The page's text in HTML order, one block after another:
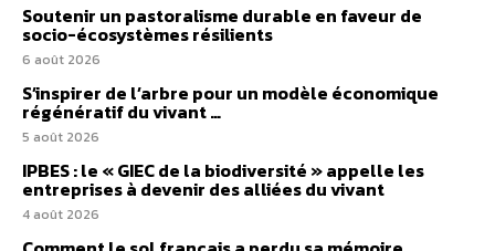
Soutenir un pastoralisme durable en faveur de
socio-écosystèmes résilients
6 août 2026
S’inspirer de l’arbre pour un modèle économique
régénératif du vivant …
5 août 2026
IPBES : le « GIEC de la biodiversité » appelle les
entreprises à devenir des alliées du vivant
4 août 2026